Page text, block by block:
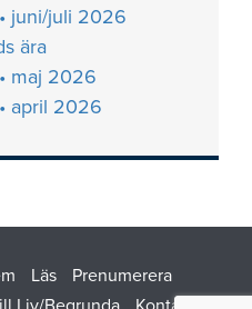
juni/juli 2026
ära
maj 2026
april 2026
Läs
Prenumerera